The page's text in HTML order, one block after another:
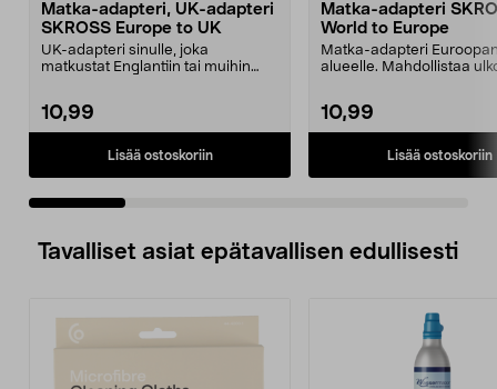
Matka-adapteri, UK-adapteri
SKROSS Europe to UK
UK-adapteri sinulle, joka
matkustat Englantiin tai muihin
10,99
Lisää ostoskoriin
Matka-adapteri
World to Europe
Matka-adapteri
alueelle. Mahdollistaa
10,99
Lisää ostoskoriin
Tavalliset asiat epätavallisen edullisesti